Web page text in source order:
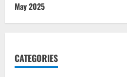
May 2025
CATEGORIES